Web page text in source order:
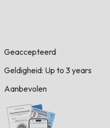
Geaccepteerd
Geldigheid: Up to 3 years
Aanbevolen